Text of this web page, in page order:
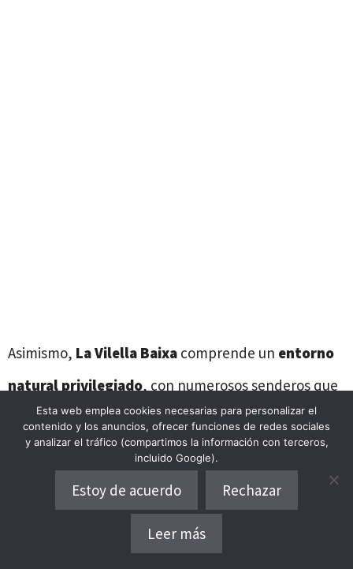
Asimismo, La Vilella Baixa comprende un entorno
natural privilegiado, con numerosos senderos que
te encantará recorrer.
Conoce más de la Vilella Baixa
Alojamientos en La Vilella Baixa
Esta web emplea cookies necesarias para personalizar el
contenido y los anuncios, ofrecer funciones de redes sociales
y analizar el tráfico (compartimos la información con terceros,
incluido Google).
Estoy de acuerdo Rechazar
Leer más